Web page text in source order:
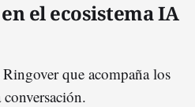
el ecosistema IA
que acompaña los